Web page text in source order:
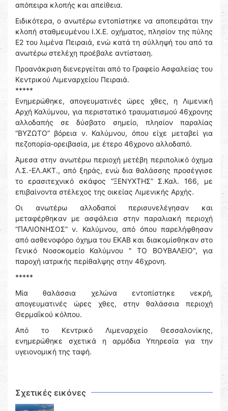
απόπειρα κλοπής και απείθεια.
Ειδικότερα, ο ανωτέρω εντοπίστηκε να αποπειράται την
κλοπή σταθμευμένου Ι.Χ.Ε. οχήματος, πλησίον της πύλης
Ε2 του λιμένα Πειραιά, ενώ κατά τη σύλληψή του από τα
ανωτέρω στελέχη προέβαλε αντίσταση.
Προανάκριση διενεργείται από το Γραφείο Ασφαλείας του
Κεντρικού Λιμεναρχείου Πειραιά.
*****
Ενημερώθηκε, απογευματινές ώρες χθες, η Λιμενική
Αρχή Καλύμνου, για περιστατικό τραυματισμού 46χρονης
αλλοδαπής σε δύσβατο σημείο, πλησίον παραλίας
“ΒΥΖΩΤΟ” βόρεια ν. Καλύμνου, όπου είχε μεταβεί για
πεζοπορία-ορειβασία, με έτερο 46χρονο αλλοδαπό.
Άμεσα στην ανωτέρω περιοχή μετέβη περιπολικό όχημα
Λ.Σ.-ΕΛ.ΑΚΤ., από ξηράς, ενώ δια θαλάσσης προσέγγισε
το ερασιτεχνικό σκάφος “ΞΕΝΥΧΤΗΣ” Σ.Καλ. 166, με
επιβαίνοντα στέλεχος της οικείας Λιμενικής Αρχής.
Οι ανωτέρω αλλοδαποί περισυνελέγησαν και
μεταφέρθηκαν με ασφάλεια στην παραλιακή περιοχή
“ΠΑΛΙΟΝΗΣΟΣ” ν. Καλύμνου, από όπου παρελήφθησαν
από ασθενοφόρο όχημα του ΕΚΑΒ και διακομίσθηκαν στο
Γενικό Νοσοκομείο Καλύμνου " ΤΟ ΒΟΥΒΑΛΕΙΟ", για
παροχή ιατρικής περίθαλψης στην 46χρονη.
*****
Μία θαλάσσια χελώνα εντοπίστηκε νεκρή,
απογευματινές ώρες χθες, στην θαλάσσια περιοχή
Θερμαΐκού κόλπου.
Από το Κεντρικό Λιμεναρχείο Θεσσαλονίκης,
ενημερώθηκε σχετικά η αρμόδια Υπηρεσία για την
υγειονομική της ταφή.
Σχετικές εικόνες